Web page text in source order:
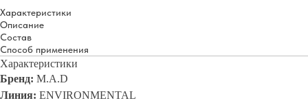
Характеристики
Описание
Состав
Способ применения
Характеристики
Бренд: M.A.D
Линия: ENVIRONMENTAL